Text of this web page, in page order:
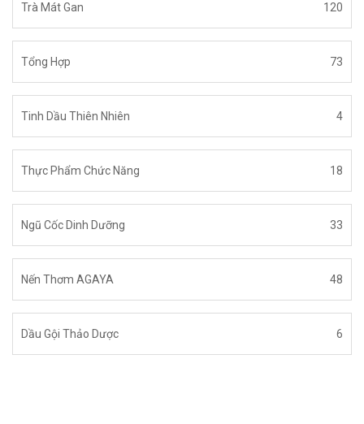
Trà Mát Gan 120
Tổng Hợp 73
Tinh Dầu Thiên Nhiên 4
Thực Phẩm Chức Năng 18
Ngũ Cốc Dinh Dưỡng 33
Nến Thơm AGAYA 48
Dầu Gội Thảo Dược 6